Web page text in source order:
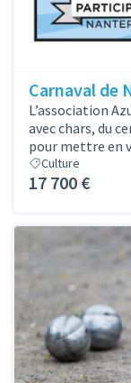
Carnaval de
L’association
avec chars, du
pour mettre en
Culture
17 700 €